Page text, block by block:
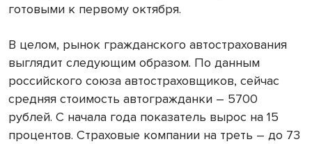
готовыми к первому октября.
В целом, рынок гражданского автострахования
выглядит следующим образом. По данным
российского союза автостраховщиков, сейчас
средняя стоимость автогражданки – 5700
рублей. С начала года показатель вырос на 15
процентов. Страховые компании на треть – до 73